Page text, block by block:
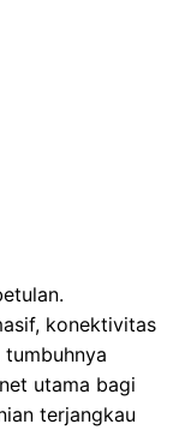
konektivitas
utama bagi
terjangkau